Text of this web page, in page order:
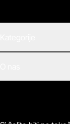
Zvočne knjige